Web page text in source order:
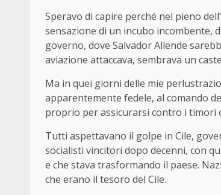
Speravo di capire perché nel pieno
sensazione di un incubo incombente,
governo, dove Salvador Allende
aviazione attaccava, sembrava un
Ma in quei giorni delle mie
apparentemente fedele, al comando
proprio per assicurarsi contro i timori
Tutti aspettavano il golpe in Cile,
socialisti vincitori dopo decenni, con
e che stava trasformando il paese.
che erano il tesoro del Cile.